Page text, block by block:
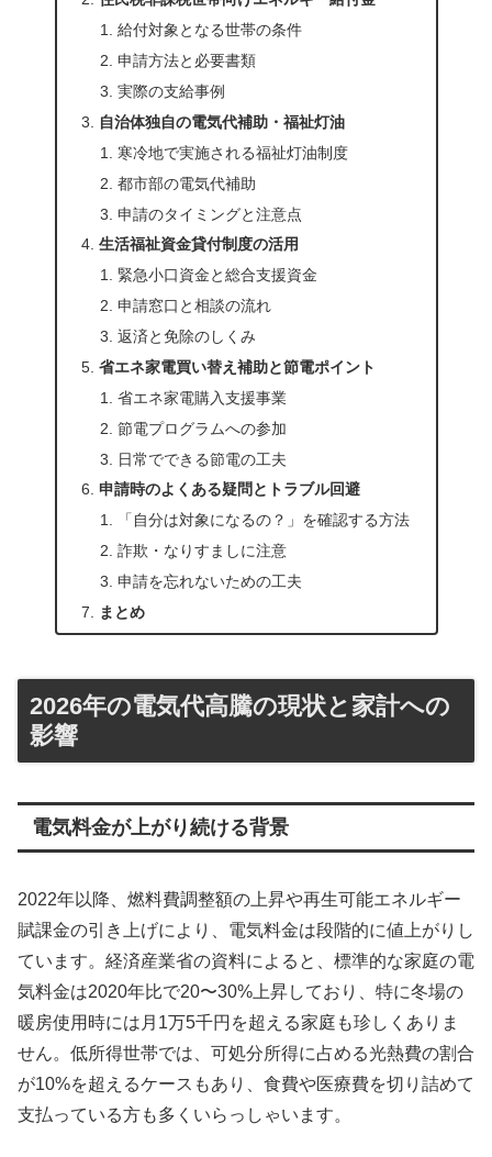
給付対象となる世帯の条件
申請方法と必要書類
実際の支給事例
自治体独自の電気代補助・福祉灯油
寒冷地で実施される福祉灯油制度
都市部の電気代補助
申請のタイミングと注意点
生活福祉資金貸付制度の活用
緊急小口資金と総合支援資金
申請窓口と相談の流れ
返済と免除のしくみ
省エネ家電買い替え補助と節電ポイント
省エネ家電購入支援事業
節電プログラムへの参加
日常でできる節電の工夫
申請時のよくある疑問とトラブル回避
「自分は対象になるの？」を確認する方法
詐欺・なりすましに注意
申請を忘れないための工夫
まとめ
2026年の電気代高騰の現状と家計への
影響
電気料金が上がり続ける背景
2022年以降、燃料費調整額の上昇や再生可能エネルギー
賦課金の引き上げにより、電気料金は段階的に値上がりし
ています。経済産業省の資料によると、標準的な家庭の電
気料金は2020年比で20〜30%上昇しており、特に冬場の
暖房使用時には月1万5千円を超える家庭も珍しくありま
せん。低所得世帯では、可処分所得に占める光熱費の割合
が10%を超えるケースもあり、食費や医療費を切り詰めて
支払っている方も多くいらっしゃいます。